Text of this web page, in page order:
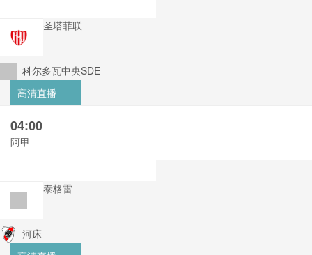
圣塔菲联
科尔多瓦中央SDE
高清直播
04:00
阿甲
泰格雷
河床